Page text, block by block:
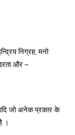
निग्रह, मनो
और –
आदि जो अनेक प्रकार के
।